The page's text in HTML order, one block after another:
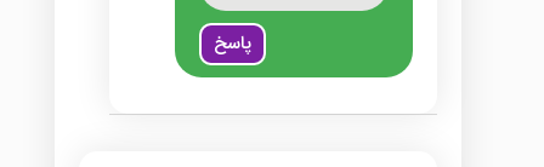
پاسخ